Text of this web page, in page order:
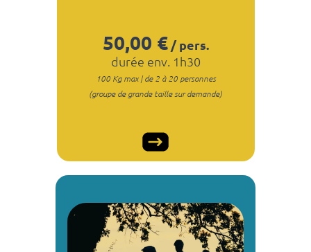
50,00 € / pers.
durée env. 1h30
100 Kg max | de 2 à 20 personnes
(groupe de grande taille sur demande)